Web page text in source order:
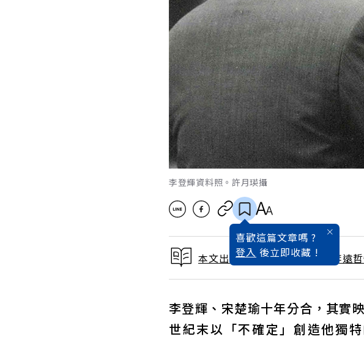
李登輝資料照。許月瑛攝
喜歡這篇文章嗎 ?
登入 後立即收藏 !
本文出自 1998 / 10月號雜誌 李遠
李登輝、宋楚瑜十年分合，其實
世紀末以「不確定」創造他獨